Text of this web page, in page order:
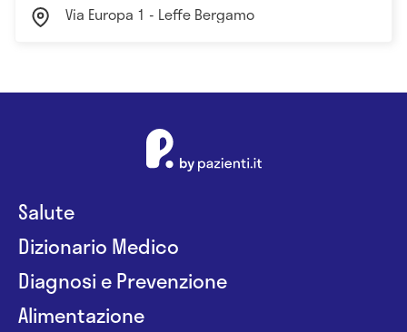
Via Europa 1 - Leffe Bergamo
Salute
Dizionario Medico
Diagnosi e Prevenzione
Alimentazione